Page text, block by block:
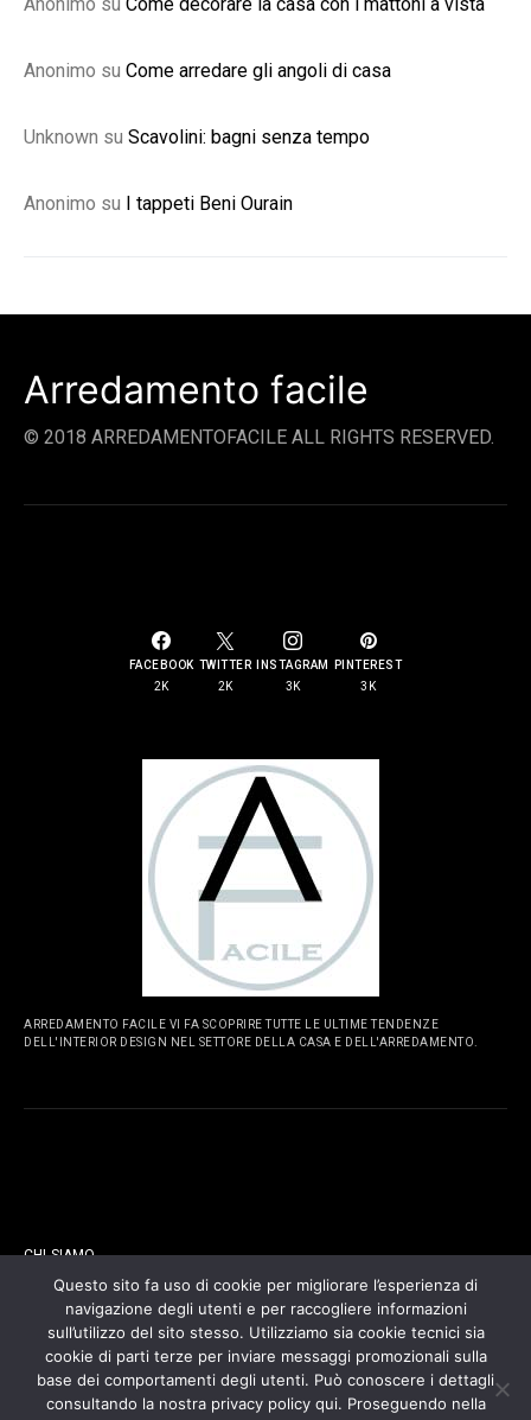
Anonimo su Come arredare gli angoli di casa
Unknown su Scavolini: bagni senza tempo
Anonimo su I tappeti Beni Ourain
Arredamento facile
© 2018 ARREDAMENTOFACILE ALL RIGHTS RESERVED.
FACEBOOK
2K
TWITTER
2K
INSTAGRAM
3K
PINTEREST
3K
ARREDAMENTO FACILE VI FA SCOPRIRE TUTTE LE ULTIME TENDENZE
DELL'INTERIOR DESIGN NEL SETTORE DELLA CASA E DELL'ARREDAMENTO.
CHI SIAMO
CONTATTI
COOKIES POLICY
Questo sito fa uso di cookie per migliorare l’esperienza di
navigazione degli utenti e per raccogliere informazioni
sull’utilizzo del sito stesso. Utilizziamo sia cookie tecnici sia
cookie di parti terze per inviare messaggi promozionali sulla
base dei comportamenti degli utenti. Può conoscere i dettagli
consultando la nostra privacy policy qui. Proseguendo nella